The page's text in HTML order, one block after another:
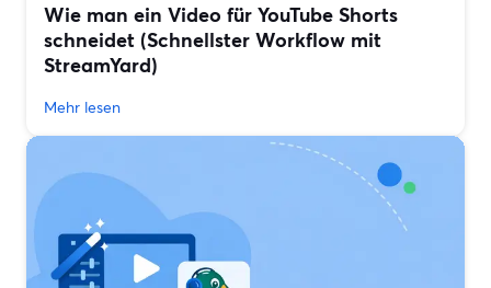
Wie man ein Video für YouTube Shorts
schneidet (Schnellster Workflow mit
StreamYard)
Mehr lesen